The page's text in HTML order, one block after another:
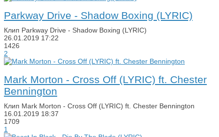
Parkway Drive - Shadow Boxing (LYRIC)
Клип Parkway Drive - Shadow Boxing (LYRIC)
26.01.2019 17:22
1426
2
Mark Morton - Cross Off (LYRIC) ft. Chester
Bennington
Клип Mark Morton - Cross Off (LYRIC) ft. Chester Bennington
16.01.2019 18:37
1709
1